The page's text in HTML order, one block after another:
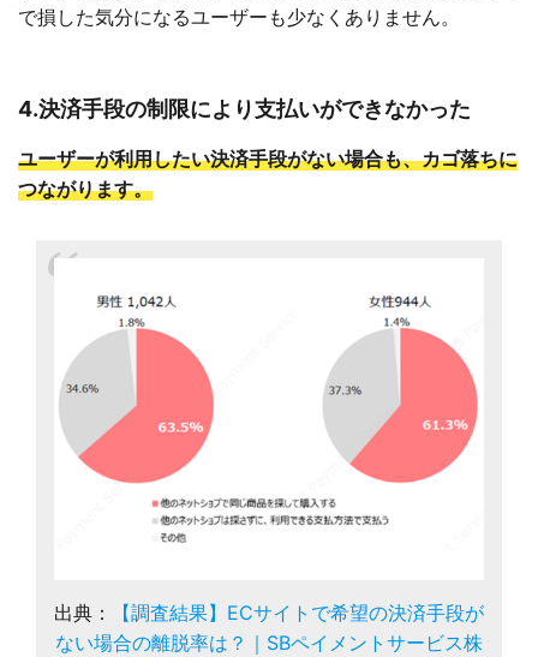
で損した気分になるユーザーも少なくありません。
4.決済手段の制限により支払いができなかった
ユーザーが利用したい決済手段がない場合も、カゴ落ちに
つながります。
出典：
【調査結果】ECサイトで希望の決済手段が
ない場合の離脱率は？｜SBペイメントサービス株